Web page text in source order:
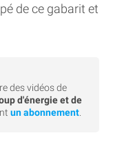
de ce gabarit et
des vidéos de
d'énergie et de
un abonnement